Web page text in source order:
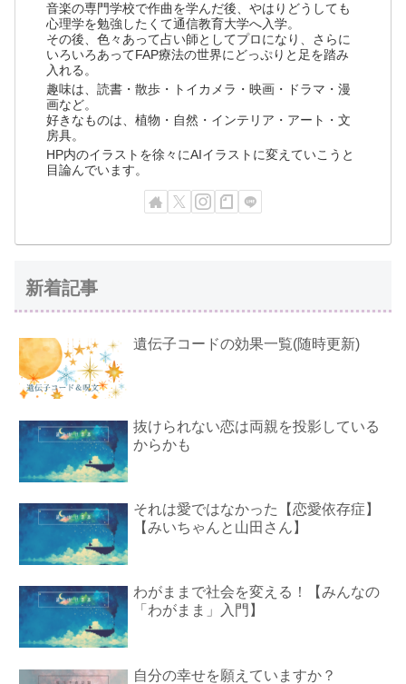
音楽の専門学校で作曲を学んだ後、やはりどうしても
心理学を勉強したくて通信教育大学へ入学。
その後、色々あって占い師としてプロになり、さらに
いろいろあってFAP療法の世界にどっぷりと足を踏み
入れる。
趣味は、読書・散歩・トイカメラ・映画・ドラマ・漫
画など。
好きなものは、植物・自然・インテリア・アート・文
房具。
HP内のイラストを徐々にAIイラストに変えていこうと
目論んでいます。
新着記事
遺伝子コードの効果一覧(随時更新)
抜けられない恋は両親を投影している
からかも
それは愛ではなかった【恋愛依存症】
【みいちゃんと山田さん】
わがままで社会を変える！【みんなの
「わがまま」入門】
自分の幸せを願えていますか？